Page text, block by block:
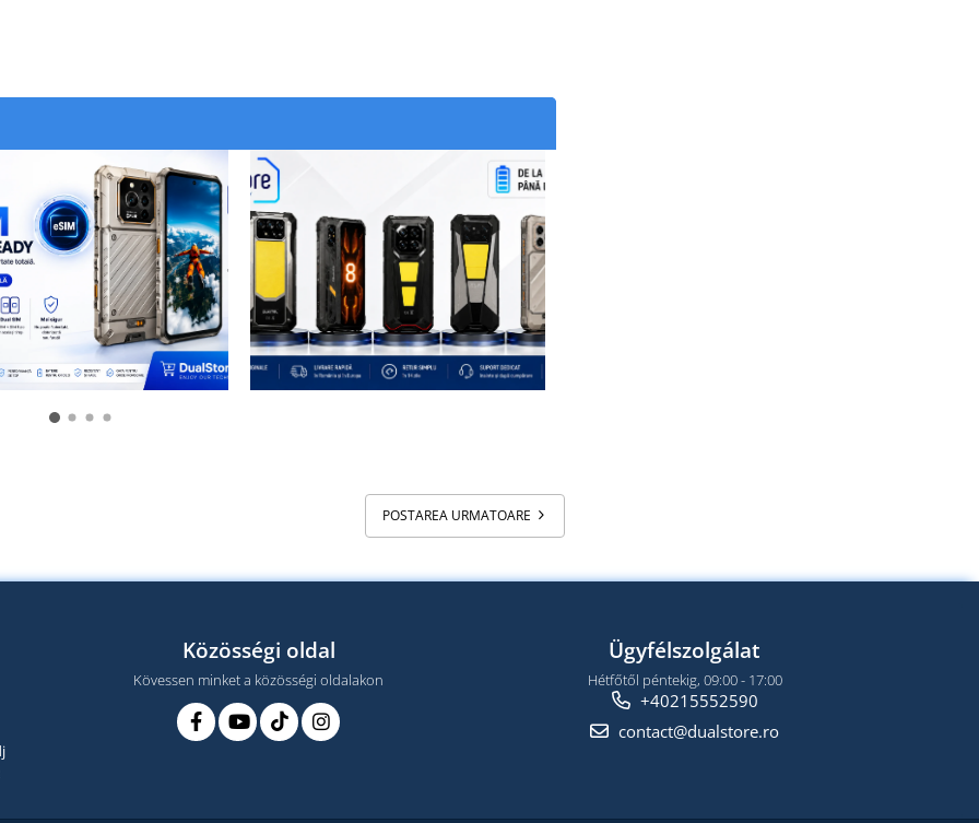
POSTAREA URMATOARE
Közösségi oldal
Kövessen minket a közösségi oldalakon
Ügyfélszolgálat
Hétfőtől péntekig, 09:00 - 17:00
+40215552590
contact@dualstore.ro